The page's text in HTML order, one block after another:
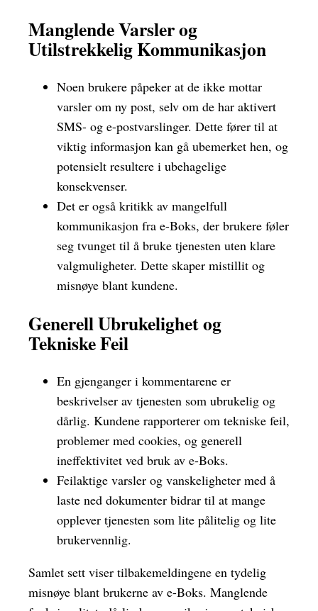
Manglende Varsler og
Utilstrekkelig Kommunikasjon
Noen brukere påpeker at de ikke mottar
varsler om ny post, selv om de har aktivert
SMS- og e-postvarslinger. Dette fører til at
viktig informasjon kan gå ubemerket hen, og
potensielt resultere i ubehagelige
konsekvenser.
Det er også kritikk av mangelfull
kommunikasjon fra e-Boks, der brukere føler
seg tvunget til å bruke tjenesten uten klare
valgmuligheter. Dette skaper mistillit og
misnøye blant kundene.
Generell Ubrukelighet og
Tekniske Feil
En gjenganger i kommentarene er
beskrivelser av tjenesten som ubrukelig og
dårlig. Kundene rapporterer om tekniske feil,
problemer med cookies, og generell
ineffektivitet ved bruk av e-Boks.
Feilaktige varsler og vanskeligheter med å
laste ned dokumenter bidrar til at mange
opplever tjenesten som lite pålitelig og lite
brukervennlig.
Samlet sett viser tilbakemeldingene en tydelig
misnøye blant brukerne av e-Boks. Manglende